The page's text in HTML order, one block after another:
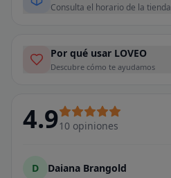
Consulta el horario de la tienda
Por qué usar LOVEO
Descubre cómo te ayudamos
4.910 opiniones
D Daiana Brangold